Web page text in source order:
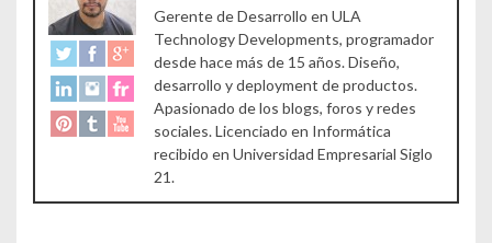
Gerente de Desarrollo en ULA
Technology Developments, programador
desde hace más de 15 años. Diseño,
desarrollo y deployment de productos.
Apasionado de los blogs, foros y redes
sociales. Licenciado en Informática
recibido en Universidad Empresarial Siglo
21.